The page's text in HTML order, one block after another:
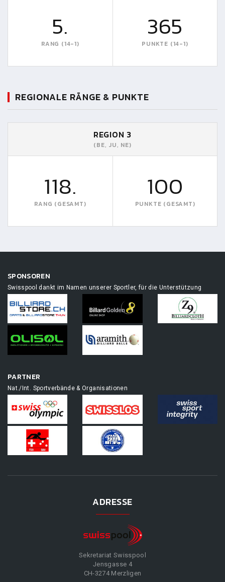
5.
RANG (14-1)
365
PUNKTE (14-1)
REGIONALE RÄNGE & PUNKTE
REGION 3
(BE, JU, NE)
118.
RANG (GESAMT)
100
PUNKTE (GESAMT)
SPONSOREN
Swisspool dankt im Namen unserer Sportler, für die Unterstützung
PARTNER
Nat./Int. Sportverbände & Organisationen
ADRESSE
Sekretariat Swisspool
Jensgasse 4
CH-3274 Merzligen